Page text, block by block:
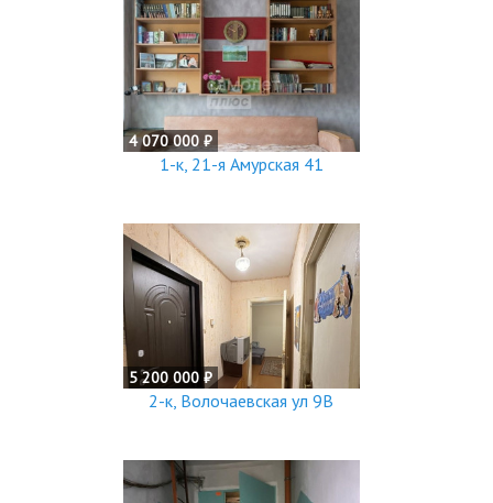
4 070 000 ₽
1-к, 21-я Амурская 41
5 200 000 ₽
2-к, Волочаевская ул 9В